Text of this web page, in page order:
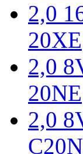
2,0
20XE
2,0
20NE
2,0